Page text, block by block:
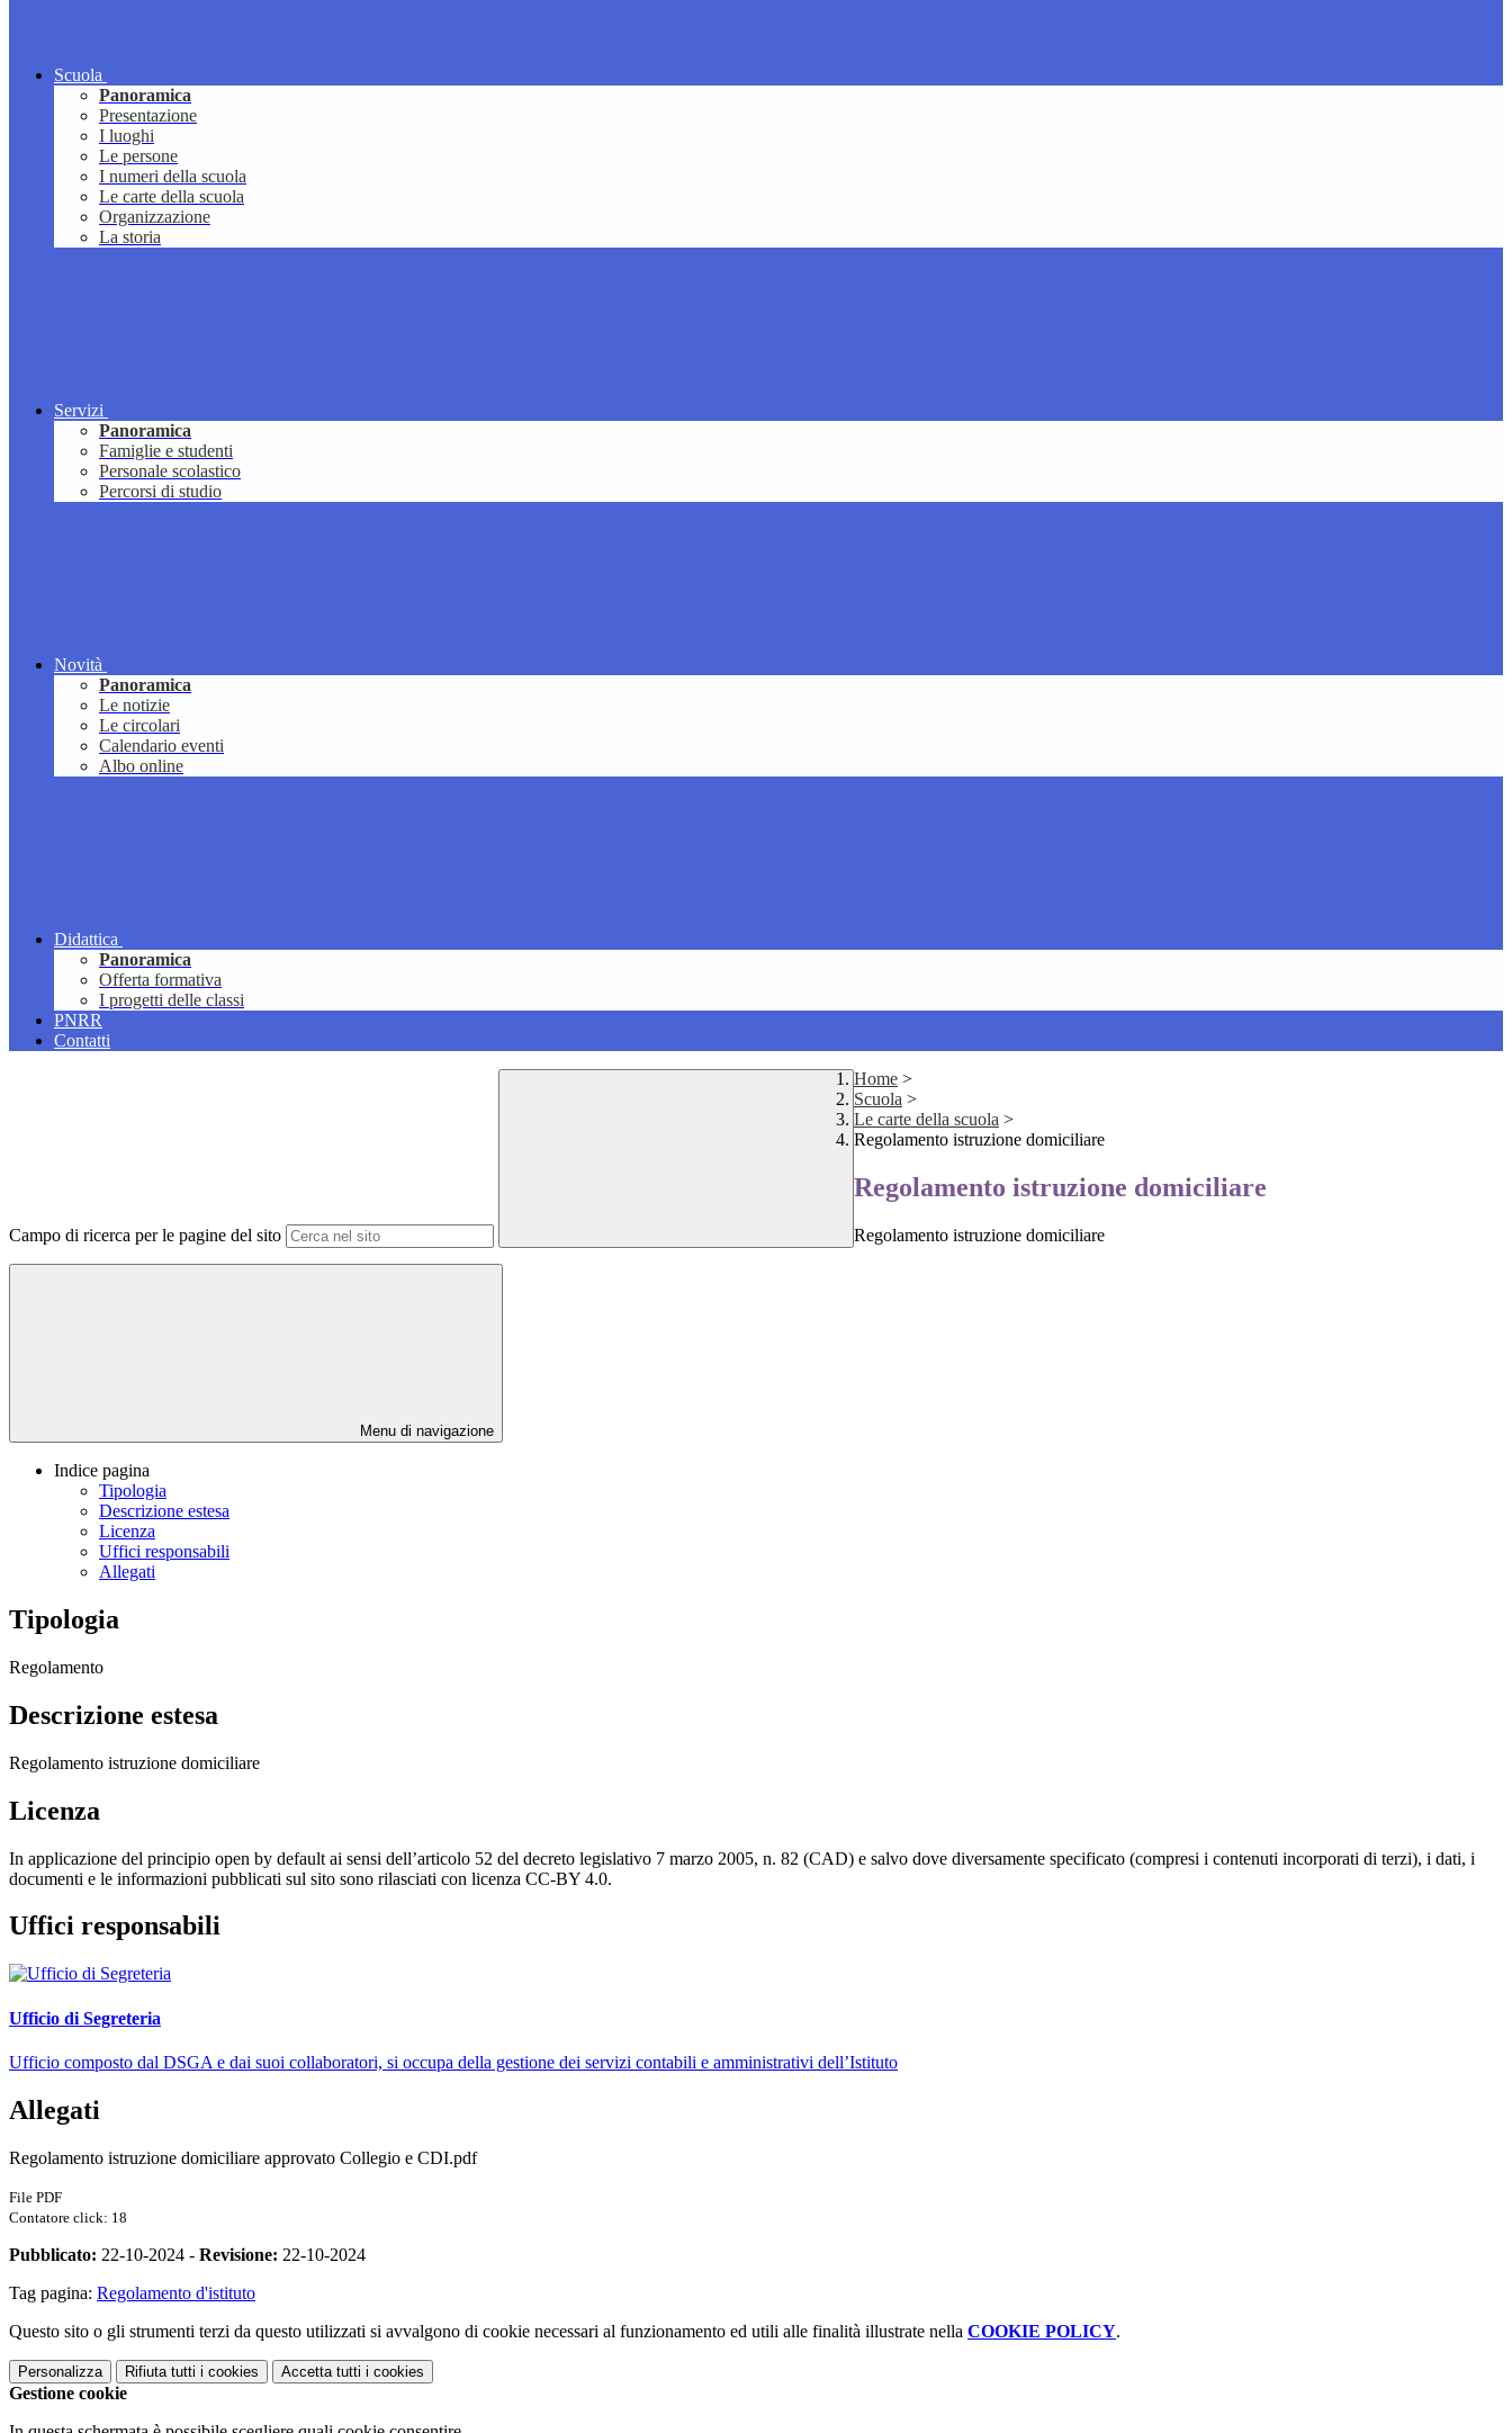
Scuola
Panoramica
Presentazione
I luoghi
Le persone
I numeri della scuola
Le carte della scuola
Organizzazione
La storia
Servizi
Panoramica
Famiglie e studenti
Personale scolastico
Percorsi di studio
Novità
Panoramica
Le notizie
Le circolari
Calendario eventi
Albo online
Didattica
Panoramica
Offerta formativa
I progetti delle classi
PNRR
Contatti
Campo di ricerca per le pagine del sito
Home >
Scuola >
Le carte della scuola >
Regolamento istruzione domiciliare
Regolamento istruzione domiciliare
Regolamento istruzione domiciliare
Menu di navigazione
Indice pagina
Tipologia
Descrizione estesa
Licenza
Uffici responsabili
Allegati
Tipologia
Regolamento
Descrizione estesa
Regolamento istruzione domiciliare
Licenza
In applicazione del principio open by default ai sensi dell’articolo 52 del decreto legislativo 7 marzo 2005, n. 82 (CAD) e salvo dove diversamente specificato (compresi i contenuti incorporati di terzi), i dati, i
documenti e le informazioni pubblicati sul sito sono rilasciati con licenza CC-BY 4.0.
Uffici responsabili
Ufficio di Segreteria
Ufficio composto dal DSGA e dai suoi collaboratori, si occupa della gestione dei servizi contabili e amministrativi dell’Istituto
Allegati
Regolamento istruzione domiciliare approvato Collegio e CDI.pdf
File PDF
Contatore click: 18
Pubblicato: 22-10-2024 - Revisione: 22-10-2024
Tag pagina: Regolamento d'istituto
Questo sito o gli strumenti terzi da questo utilizzati si avvalgono di cookie necessari al funzionamento ed utili alle finalità illustrate nella COOKIE POLICY.
Personalizza Rifiuta tutti i cookies Accetta tutti i cookies
Gestione cookie